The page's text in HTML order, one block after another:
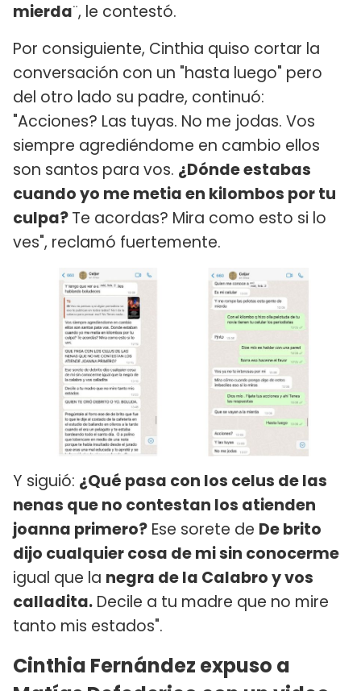
mierda¨, le contestó.
Por consiguiente, Cinthia quiso cortar la
conversación con un "hasta luego" pero
del otro lado su padre, continuó:
"Acciones? Las tuyas. No me jodas. Vos
siempre agrediéndome en cambio ellos
son santos para vos. ¿Dónde estabas
cuando yo me metia en kilombos por tu
culpa?Te acordas? Mira como esto si lo
ves", reclamó fuertemente.
Y siguió: ¿Qué pasa con los celus de las
nenas que no contestan los atienden
joanna primero? Ese sorete de De brito
dijo cualquier cosa de mi sin conocerme
igual que la negra de la Calabro y vos
calladita. Decile a tu madre que no mire
tanto mis estados".
Cinthia Fernández expuso a